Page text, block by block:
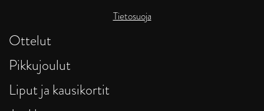
Tietosuoja
Ottelut
Pikkujoulut
Liput ja kausikortit